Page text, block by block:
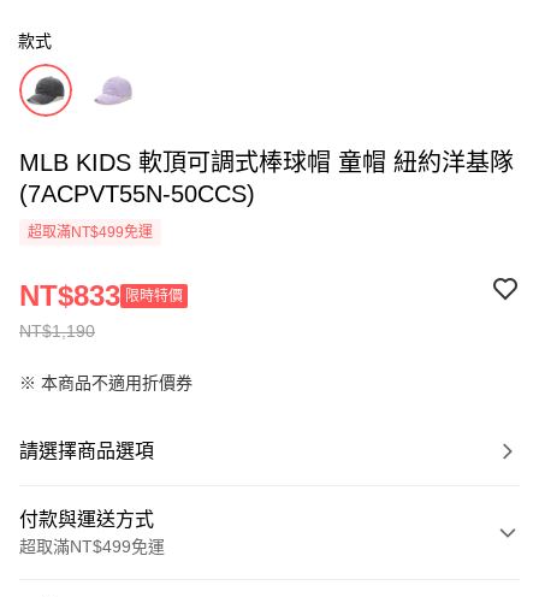
款式
MLB KIDS 軟頂可調式棒球帽 童帽 紐約洋基隊
(7ACPVT55N-50CCS)
超取滿NT$499免運
NT$1,190
NT$833 限時特價
※ 本商品不適用折價券
請選擇商品選項
付款與運送方式
超取滿NT$499免運